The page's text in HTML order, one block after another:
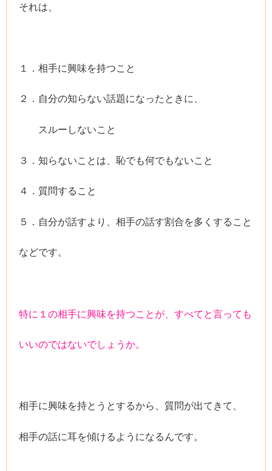
それは、
１．相手に興味を持つこと
２．自分の知らない話題になったときに、
スルーしないこと
３．知らないことは、恥でも何でもないこと
４．質問すること
５．自分が話すより、相手の話す割合を多くすること
などです。
特に１の相手に興味を持つことが、すべてと言っても
いいのではないでしょうか。
相手に興味を持とうとするから、質問が出てきて、
相手の話に耳を傾けるようになるんです。